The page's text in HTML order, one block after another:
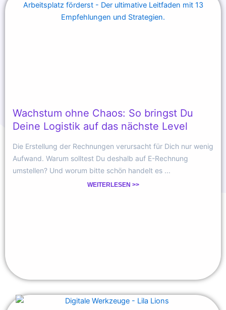
Wachstum ohne Chaos: So bringst Du
Deine Logistik auf das nächste Level
Die Erstellung der Rechnungen verursacht für Dich nur wenig
Aufwand. Warum solltest Du deshalb auf E-Rechnung
umstellen? Und worum bitte schön handelt es ...
WEITERLESEN >>